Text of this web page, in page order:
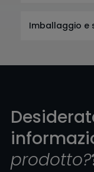
Imballaggio e
prodotto?